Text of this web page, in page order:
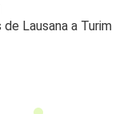
Lausana a Turim